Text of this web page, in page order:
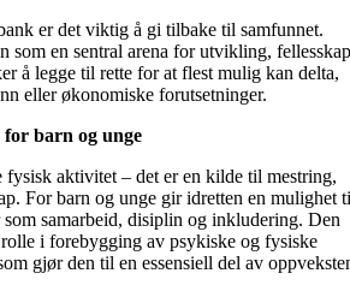
er det viktig å gi tilbake til samfunnet.
som en sentral arena for utvikling, fellesskap
å legge til rette for at flest mulig kan delta,
eller økonomiske forutsetninger.
barn og unge
fysisk aktivitet – det er en kilde til mestring,
For barn og unge gir idretten en mulighet
samarbeid, disiplin og inkludering. Den
i forebygging av psykiske og fysiske
gjør den til en essensiell del av